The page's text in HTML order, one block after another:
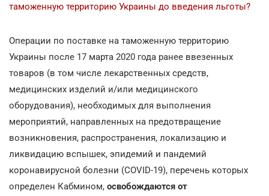
таможенную территорию Украины до введения льготы?
Операции по поставке на таможенную территорию
Украины после 17 марта 2020 года ранее ввезенных
товаров (в том числе лекарственных средств,
медицинских изделий и/или медицинского
оборудования), необходимых для выполнения
мероприятий, направленных на предотвращение
возникновения, распространения, локализацию и
ликвидацию вспышек, эпидемий и пандемий
коронавирусной болезни (COVID-19), перечень которых
определен Кабмином, освобождаются от